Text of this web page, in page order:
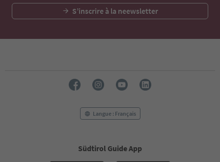
S’inscrire à la neewsletter
Langue : Français
Südtirol Guide App